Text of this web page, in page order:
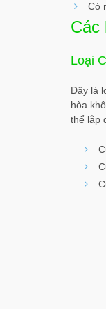
Có
Các
Loại
Đây là
hòa
thể lắp